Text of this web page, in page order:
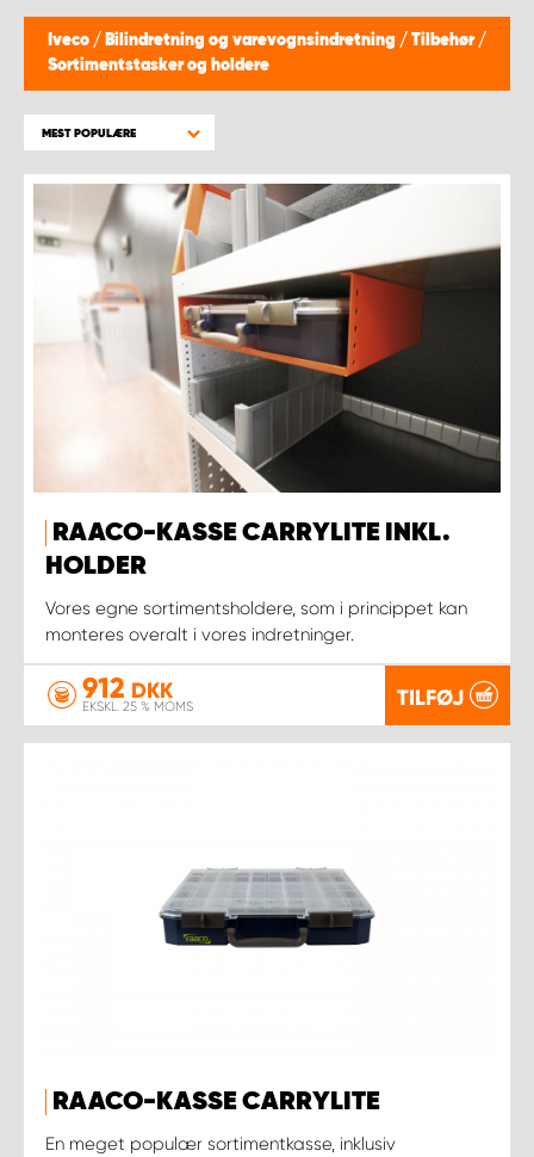
Iveco / Bilindretning og varevognsindretning / Tilbehør /
Sortimentstasker og holdere
MEST POPULÆRE
RAACO-KASSE CARRYLITE INKL.
HOLDER
Vores egne sortimentsholdere, som i princippet kan
monteres overalt i vores indretninger.
912 DKK
EKSKL. 25 % MOMS TILFØJ
RAACO-KASSE CARRYLITE
En meget populær sortimentkasse, inklusiv